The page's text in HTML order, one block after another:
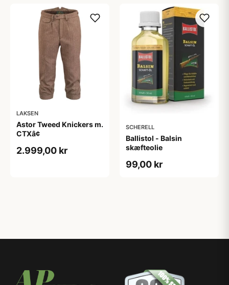
LAKSEN
Astor Tweed Knickers m.
CTXâ¢
2.999,00 kr
SCHERELL
Ballistol - Balsin
skæfteolie
99,00 kr